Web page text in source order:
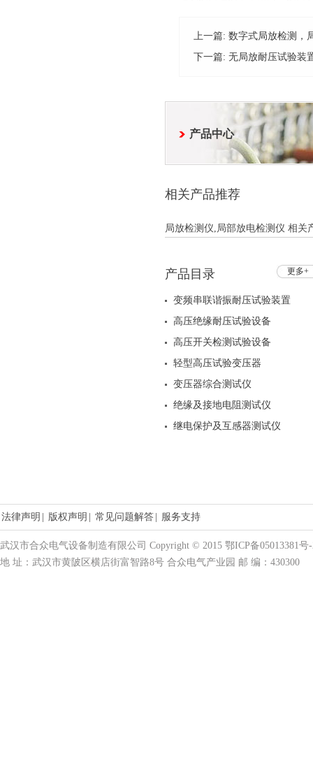
上一篇: 数字式局放检测，
下一篇: 无局放耐压试验装
产品中心
相关产品推荐
局放检测仪,局部放电检测仪 相关
更多+
产品目录
变频串联谐振耐压试验装置
高压绝缘耐压试验设备
高压开关检测试验设备
轻型高压试验变压器
变压器综合测试仪
绝缘及接地电阻测试仪
继电保护及互感器测试仪
法律声明 版权声明 常见问题解答 服务支持
武汉市合众电气设备制造有限公司 Copyright © 2015 鄂ICP备05013381号
地 址：武汉市黄陂区横店街富智路8号 合众电气产业园 邮 编：430300